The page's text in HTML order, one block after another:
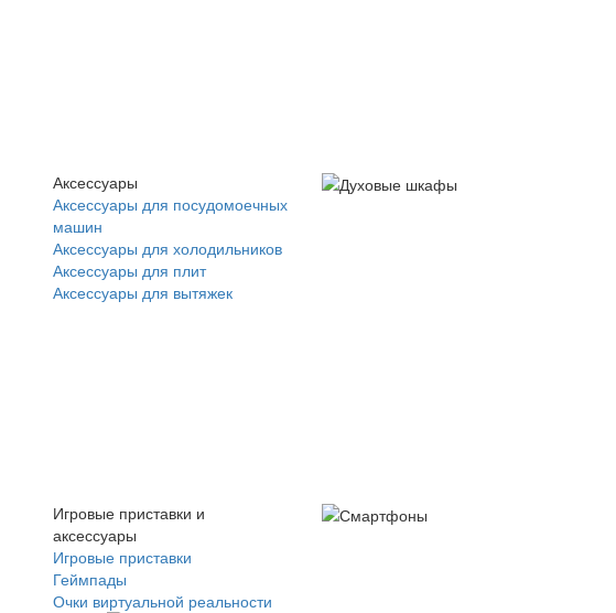
Аксессуары
Аксессуары для посудомоечных
машин
Аксессуары для холодильников
Аксессуары для плит
Аксессуары для вытяжек
Игровые приставки и
аксессуары
Игровые приставки
Геймпады
Очки виртуальной реальности